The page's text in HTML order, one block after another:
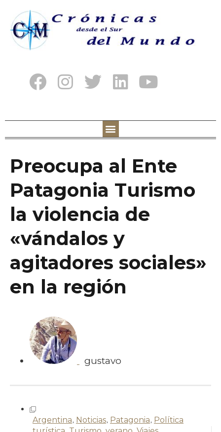
Preocupa al Ente
Patagonia Turismo
la violencia de
«vándalos y
agitadores sociales»
en la región
gustavo
Argentina, Noticias, Patagonia, Política